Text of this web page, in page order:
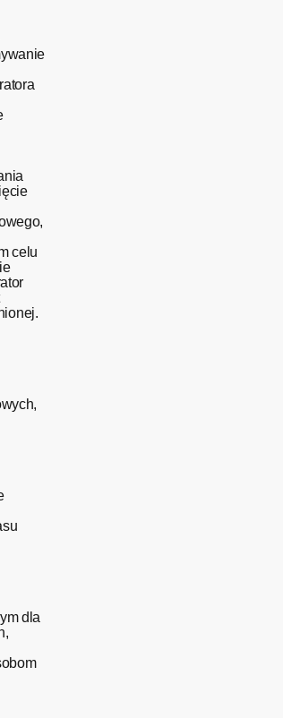
celu
dla